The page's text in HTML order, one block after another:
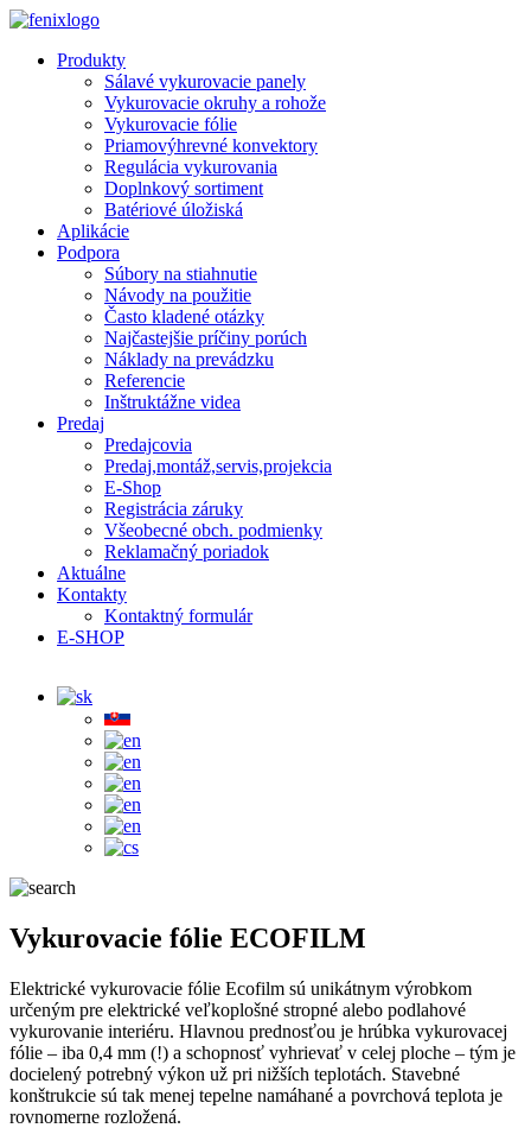
Skip to main content
Produkty
Sálavé vykurovacie panely
Vykurovacie okruhy a rohože
Vykurovacie fólie
Priamovýhrevné konvektory
Regulácia vykurovania
Doplnkový sortiment
Batériové úložiská
Aplikácie
Podpora
Súbory na stiahnutie
Návody na použitie
Často kladené otázky
Najčastejšie príčiny porúch
Náklady na prevádzku
Referencie
Inštruktážne videa
Predaj
Predajcovia
Predaj,montáž,servis,projekcia
E-Shop
Registrácia záruky
Všeobecné obch. podmienky
Reklamačný poriadok
Aktuálne
Kontakty
Kontaktný formulár
E-SHOP
Vykurovacie fólie ECOFILM
Elektrické vykurovacie fólie Ecofilm sú unikátnym výrobkom
určeným pre elektrické veľkoplošné stropné alebo podlahové
vykurovanie interiéru. Hlavnou prednosťou je hrúbka vykurovacej
fólie – iba 0,4 mm (!) a schopnosť vyhrievať v celej ploche – tým je
docielený potrebný výkon už pri nižších teplotách. Stavebné
konštrukcie sú tak menej tepelne namáhané a povrchová teplota je
rovnomerne rozložená.